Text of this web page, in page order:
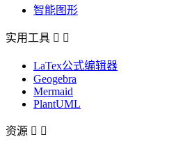
智能图形
实用工具  
LaTex公式编辑器
Geogebra
Mermaid
PlantUML
资源  